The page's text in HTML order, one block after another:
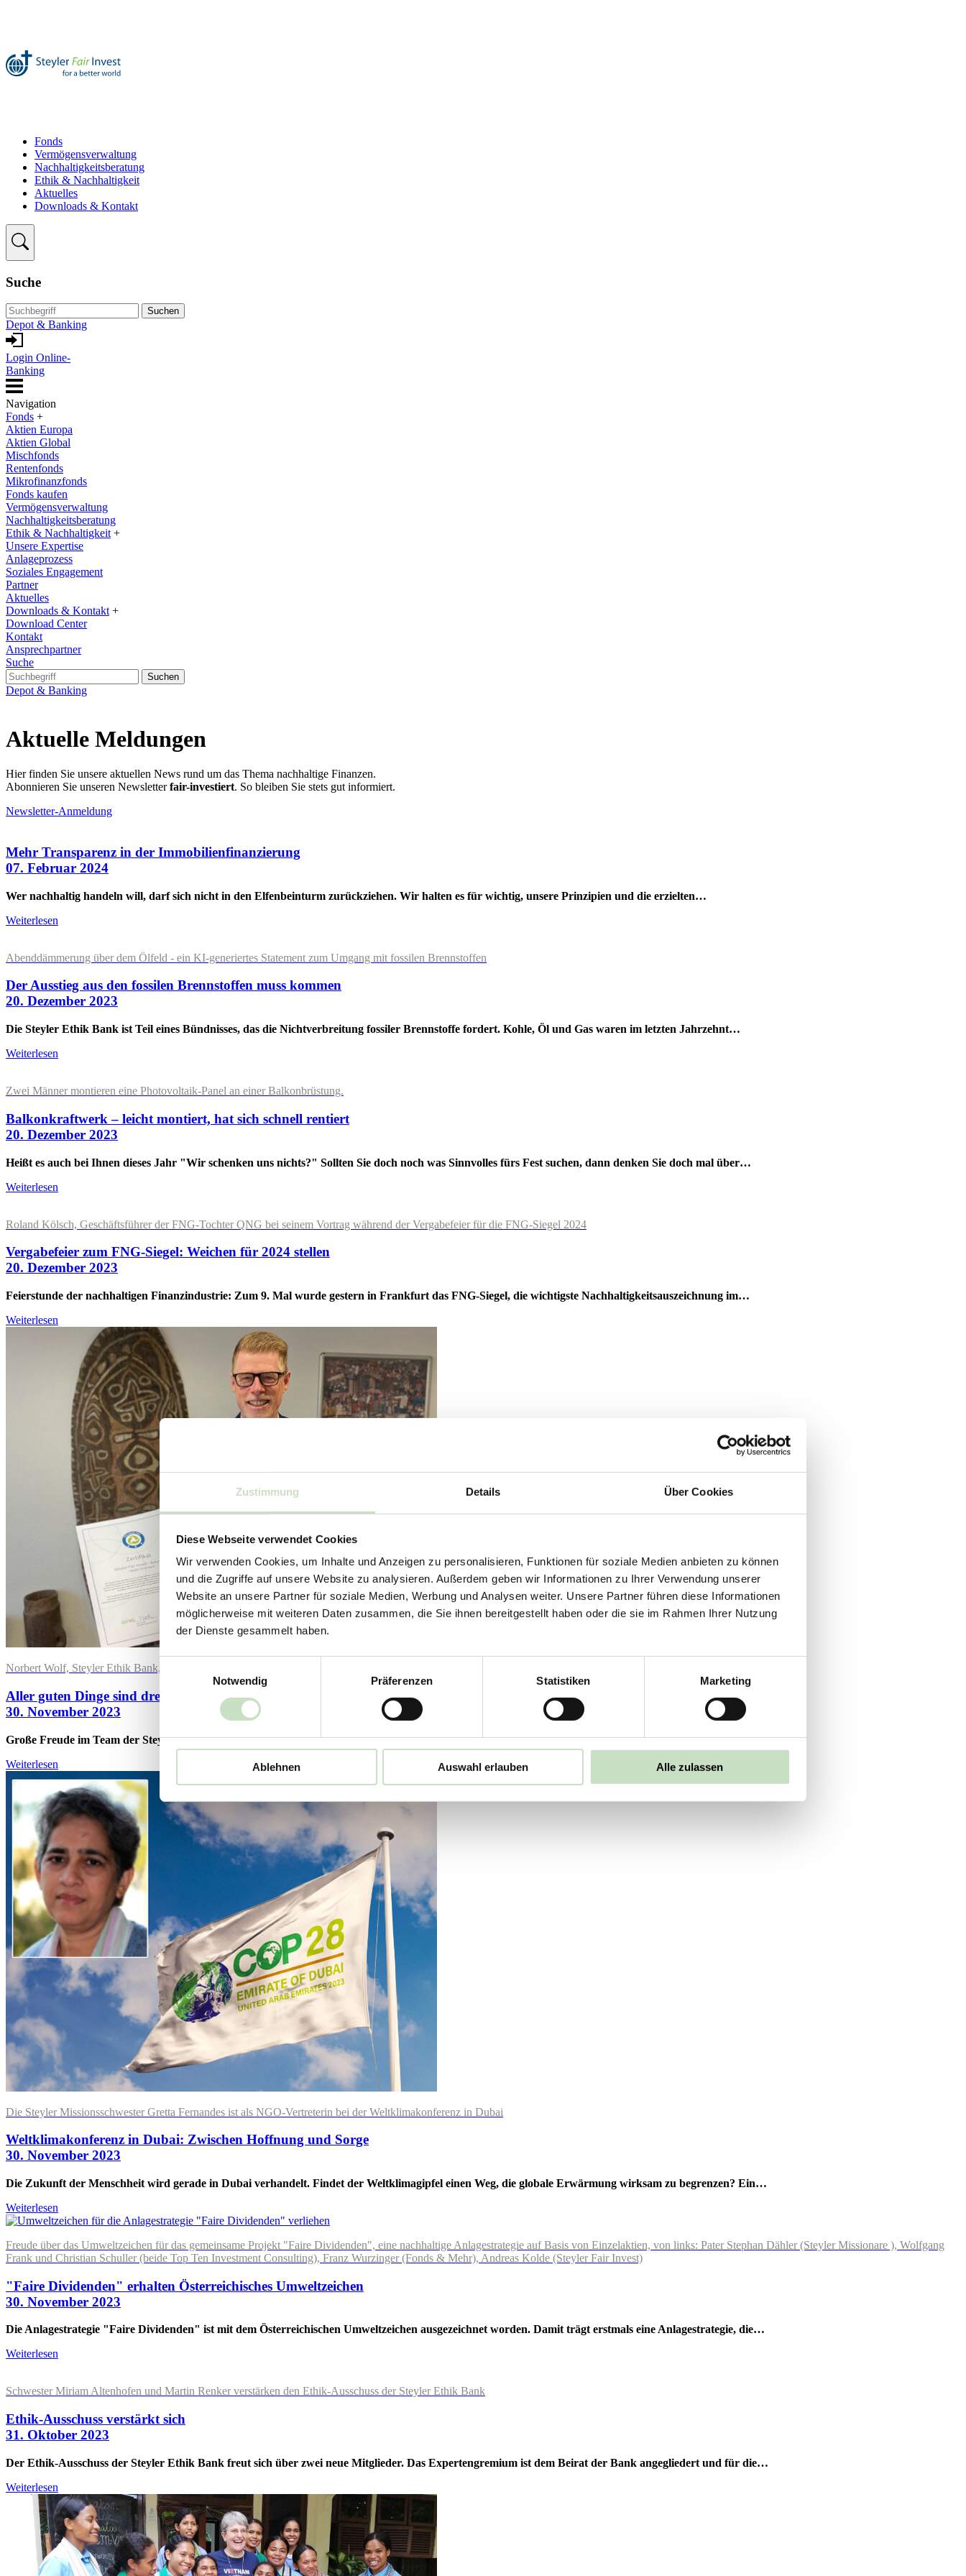
Zustimmung Details Über Cookies
Diese Webseite verwendet Cookies
Wir verwenden Cookies, um Inhalte und Anzeigen zu personalisieren, Funktionen für soziale Medien anbieten zu können
und die Zugriffe auf unsere Website zu analysieren. Außerdem geben wir Informationen zu Ihrer Verwendung unserer
Website an unsere Partner für soziale Medien, Werbung und Analysen weiter. Unsere Partner führen diese Informationen
möglicherweise mit weiteren Daten zusammen, die Sie ihnen bereitgestellt haben oder die sie im Rahmen Ihrer Nutzung
der Dienste gesammelt haben.
Notwendig
Präferenzen Statistiken Marketing
Ablehnen Auswahl erlauben Alle zulassen
Fonds
Vermögensverwaltung
Nachhaltigkeitsberatung
Ethik & Nachhaltigkeit
Aktuelles
Downloads & Kontakt
Suche
Suchen
Depot & Banking
Login Online-
Banking
Navigation
Fonds +
Aktien Europa
Aktien Global
Mischfonds
Rentenfonds
Mikrofinanzfonds
Fonds kaufen
Vermögensverwaltung
Nachhaltigkeitsberatung
Ethik & Nachhaltigkeit +
Unsere Expertise
Anlageprozess
Soziales Engagement
Partner
Aktuelles
Downloads & Kontakt +
Download Center
Kontakt
Ansprechpartner
Suche
Suchen
Depot & Banking
Aktuelle Meldungen
Hier finden Sie unsere aktuellen News rund um das Thema nachhaltige Finanzen.
Abonnieren Sie unseren Newsletterfair-investiert. So bleiben Sie stets gut informiert.
Newsletter-Anmeldung
Mehr Transparenz in der Immobilienfinanzierung
07. Februar 2024
Wer nachhaltig handeln will, darf sich nicht in den Elfenbeinturm zurückziehen. Wir halten es für wichtig, unsere Prinzipien und die erzielten…
Weiterlesen
Abenddämmerung über dem Ölfeld - ein KI-generiertes Statement zum Umgang mit fossilen Brennstoffen
Der Ausstieg aus den fossilen Brennstoffen muss kommen
20. Dezember 2023
Die Steyler Ethik Bank ist Teil eines Bündnisses, das die Nichtverbreitung fossiler Brennstoffe fordert. Kohle, Öl und Gas waren im letzten Jahrzehnt…
Weiterlesen
Zwei Männer montieren eine Photovoltaik-Panel an einer Balkonbrüstung.
Balkonkraftwerk – leicht montiert, hat sich schnell rentiert
20. Dezember 2023
Heißt es auch bei Ihnen dieses Jahr "Wir schenken uns nichts?" Sollten Sie doch noch was Sinnvolles fürs Fest suchen, dann denken Sie doch mal über…
Weiterlesen
Roland Kölsch, Geschäftsführer der FNG-Tochter QNG bei seinem Vortrag während der Vergabefeier für die FNG-Siegel 2024
Vergabefeier zum FNG-Siegel: Weichen für 2024 stellen
20. Dezember 2023
Feierstunde der nachhaltigen Finanzindustrie: Zum 9. Mal wurde gestern in Frankfurt das FNG-Siegel, die wichtigste Nachhaltigkeitsauszeichnung im…
Weiterlesen
Norbert Wolf, Steyler Ethik Bank, freut sich über das FNG-Siegel 2024 für die Steyler Fair Invest-Fonds
Aller guten Dinge sind drei
30. November 2023
Große Freude im Team der Steyler Fair Invest: Erstmals tragen alle drei Fonds das FNG-Siegel, die wichtigste Auszeichnung für nachhaltige Fonds. Aller…
Weiterlesen
Die Steyler Missionsschwester Gretta Fernandes ist als NGO-Vertreterin bei der Weltklimakonferenz in Dubai
Weltklimakonferenz in Dubai: Zwischen Hoffnung und Sorge
30. November 2023
Die Zukunft der Menschheit wird gerade in Dubai verhandelt. Findet der Weltklimagipfel einen Weg, die globale Erwärmung wirksam zu begrenzen? Ein…
Weiterlesen
Freude über das Umweltzeichen für das gemeinsame Projekt "Faire Dividenden", eine nachhaltige Anlagestrategie auf Basis von Einzelaktien, von links: Pater Stephan Dähler (Steyler Missionare ), Wolfgang
Frank und Christian Schuller (beide Top Ten Investment Consulting), Franz Wurzinger (Fonds & Mehr), Andreas Kolde (Steyler Fair Invest)
"Faire Dividenden" erhalten Österreichisches Umweltzeichen
30. November 2023
Die Anlagestrategie "Faire Dividenden" ist mit dem Österreichischen Umweltzeichen ausgezeichnet worden. Damit trägt erstmals eine Anlagestrategie, die…
Weiterlesen
Schwester Miriam Altenhofen und Martin Renker verstärken den Ethik-Ausschuss der Steyler Ethik Bank
Ethik-Ausschuss verstärkt sich
31. Oktober 2023
Der Ethik-Ausschuss der Steyler Ethik Bank freut sich über zwei neue Mitglieder. Das Expertengremium ist dem Beirat der Bank angegliedert und für die…
Weiterlesen